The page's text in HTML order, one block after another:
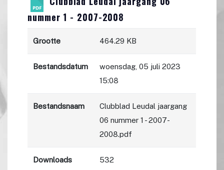
nummer 1 - 2007-2008
Grootte 464.29 KB
Bestandsdatum
woensdag, 05 juli 2023
15:08
Bestandsnaam
Clubblad Leudal jaargang
06 nummer 1 - 2007-
2008.pdf
Downloads 532